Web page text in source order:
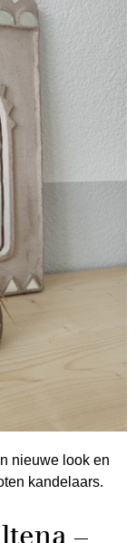
nieuwe look en
kandelaars.
–